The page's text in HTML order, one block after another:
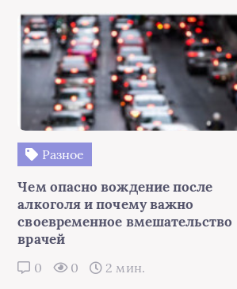
Разное
Чем опасно вождение после
алкоголя и почему важно
своевременное вмешательство
врачей
0 0 2 мин.